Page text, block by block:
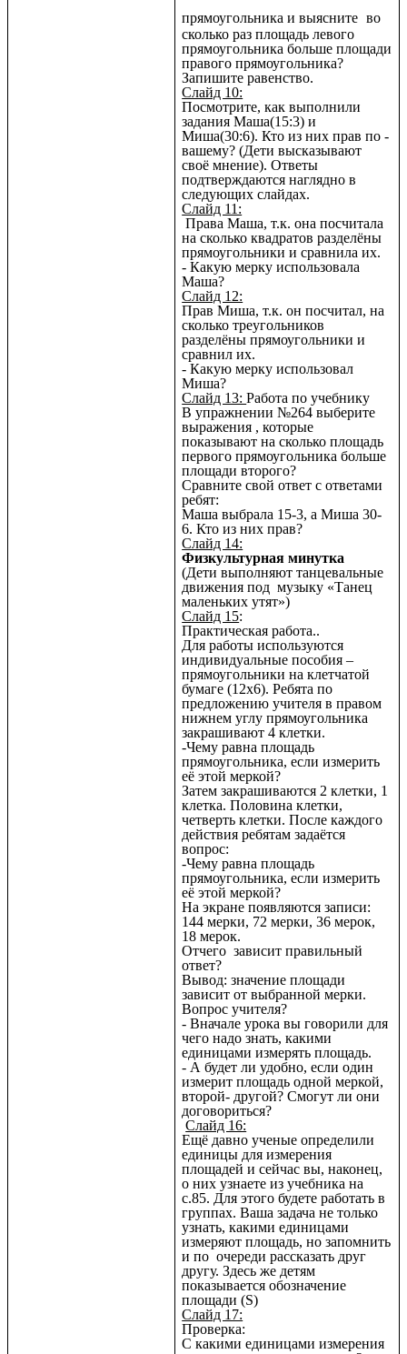
прямоугольника и выясните во
сколько раз площадь левого
прямоугольника больше площади
правого прямоугольника?
Запишите равенство.
Слайд 10:
Посмотрите, как выполнили
задания Маша(15:3) и
Миша(30:6). Кто из них прав по -
вашему? (Дети высказывают
своё мнение). Ответы
подтверждаются наглядно в
следующих слайдах.
Слайд 11:
Права Маша, т.к. она посчитала
на сколько квадратов разделёны
прямоугольники и сравнила их.
- Какую мерку использовала
Маша?
Слайд 12:
Прав Миша, т.к. он посчитал, на
сколько треугольников
разделёны прямоугольники и
сравнил их.
- Какую мерку использовал
Миша?
Слайд 13:Работа по учебнику
В упражнении №264 выберите
выражения , которые
показывают на сколько площадь
первого прямоугольника больше
площади второго?
Сравните свой ответ с ответами
ребят:
Маша выбрала 15-3, а Миша 30-
6. Кто из них прав?
Слайд 14:
Физкультурная минутка
(Дети выполняют танцевальные
движения под музыку «Танец
маленьких утят»)
Слайд 15:
Практическая работа..
Для работы используются
индивидуальные пособия –
прямоугольники на клетчатой
бумаге (12х6). Ребята по
предложению учителя в правом
нижнем углу прямоугольника
закрашивают 4 клетки.
-Чему равна площадь
прямоугольника, если измерить
её этой меркой?
Затем закрашиваются 2 клетки, 1
клетка. Половина клетки,
четверть клетки. После каждого
действия ребятам задаётся
вопрос:
-Чему равна площадь
прямоугольника, если измерить
её этой меркой?
На экране появляются записи:
144 мерки, 72 мерки, 36 мерок,
18 мерок.
Отчего зависит правильный
ответ?
Вывод: значение площади
зависит от выбранной мерки.
Вопрос учителя?
- Вначале урока вы говорили для
чего надо знать, какими
единицами измерять площадь.
- А будет ли удобно, если один
измерит площадь одной меркой,
второй- другой? Смогут ли они
договориться?
Слайд 16:
Ещё давно ученые определили
единицы для измерения
площадей и сейчас вы, наконец,
о них узнаете из учебника на
с.85. Для этого будете работать в
группах. Ваша задача не только
узнать, какими единицами
измеряют площадь, но запомнить
и по очереди рассказать друг
другу. Здесь же детям
показывается обозначение
площади (S)
Слайд 17:
Проверка:
С какими единицами измерения